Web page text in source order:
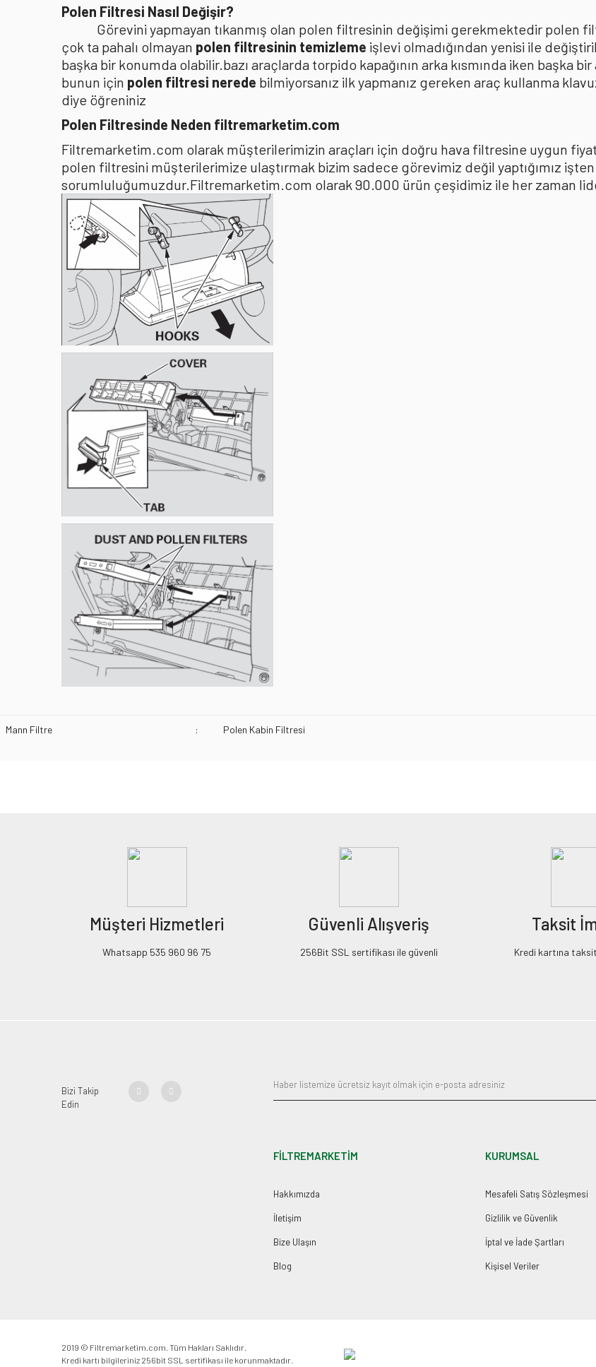
Polen Filtresi Nasıl Değişir?
Görevini yapmayan tıkanmış olan polen filtresinin değişimi gerekmektedir polen
çok ta pahalı olmayan polen filtresinin temizleme işlevi olmadığından yenisi ile
başka bir konumda olabilir.bazı araçlarda torpido kapağının arka kısmında iken başka
bunun için polen filtresi nerede bilmiyorsanız ilk yapmanız gereken araç kullanma
diye öğreniniz
Polen Filtresinde Neden filtremarketim.com
Filtremarketim.com olarak müşterilerimizin araçları için doğru hava filtresine uygun
polen filtresini müşterilerimize ulaştırmak bizim sadece görevimiz değil yaptığımız işten
sorumluluğumuzdur.Filtremarketim.com olarak 90.000 ürün çeşidimiz ile her zaman
Mann Filtre : Polen Kabin Filtresi
Müşteri Hizmetleri
Whatsapp 535 960 96 75
Güvenli Alışveriş
256Bit SSL sertifikası ile güvenli
Taksit
Kredi kartına
Bizi Takip
Edin
FİLTREMARKETİM
Hakkımızda
İletişim
Bize Ulaşın
Blog
KURUMSAL
Mesafeli Satış Sözleşmesi
Gizlilik ve Güvenlik
İptal ve İade Şartları
Kişisel Veriler
2019 © Filtremarketim.com. Tüm Hakları Saklıdır.
Kredi kartı bilgileriniz 256bit SSL sertifikası ile korunmaktadır.